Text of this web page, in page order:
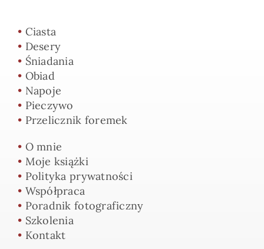
• Ciasta
• Desery
• Śniadania
• Obiad
• Napoje
• Pieczywo
• Przelicznik foremek
• O mnie
• Moje książki
• Polityka prywatności
• Współpraca
• Poradnik fotograficzny
• Szkolenia
• Kontakt